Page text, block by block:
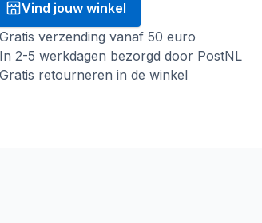
Vind jouw winkel
Gratis verzending vanaf 50 euro
In 2-5 werkdagen bezorgd door PostNL
Gratis retourneren in de winkel